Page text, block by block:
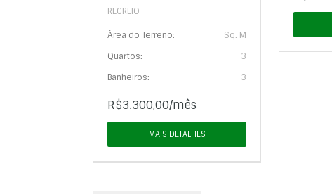
RECREIO
Área do Terreno:
Sq. M
Quartos:
3
Banheiros:
3
R$3.300,00/mês
MAIS DETALHES